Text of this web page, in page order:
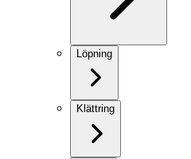
Löpning
Klättring